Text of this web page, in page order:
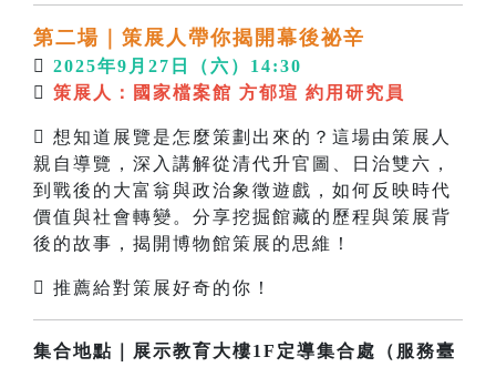
第二場｜ 策展人帶你揭開幕後祕辛
 2025年9月27日（六）14:30
 策展 人 ： 國家檔案館 方郁瑄 約用研究員
 想知道展覽是怎麼策劃出來的？這場由策展人
親自導覽，深入講解從清代升官圖、日治雙六，
到戰後的大富翁與政治象徵遊戲，如何反映時代
價值與社會轉變。分享挖掘館藏的歷程與策展背
後的故事，揭開博物館策展的思維！
 推薦給對策展好奇的你！
集合地點 ｜展示教育大樓1F定導集合處（服務臺